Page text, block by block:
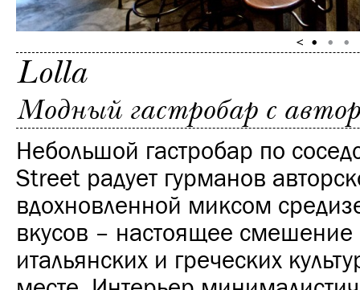
Lolla
Модный гастробар с
Небольшой гастробар по
Street радует гурманов
вдохновленной миксом
вкусов – настоящее смешение
итальянских и греческих